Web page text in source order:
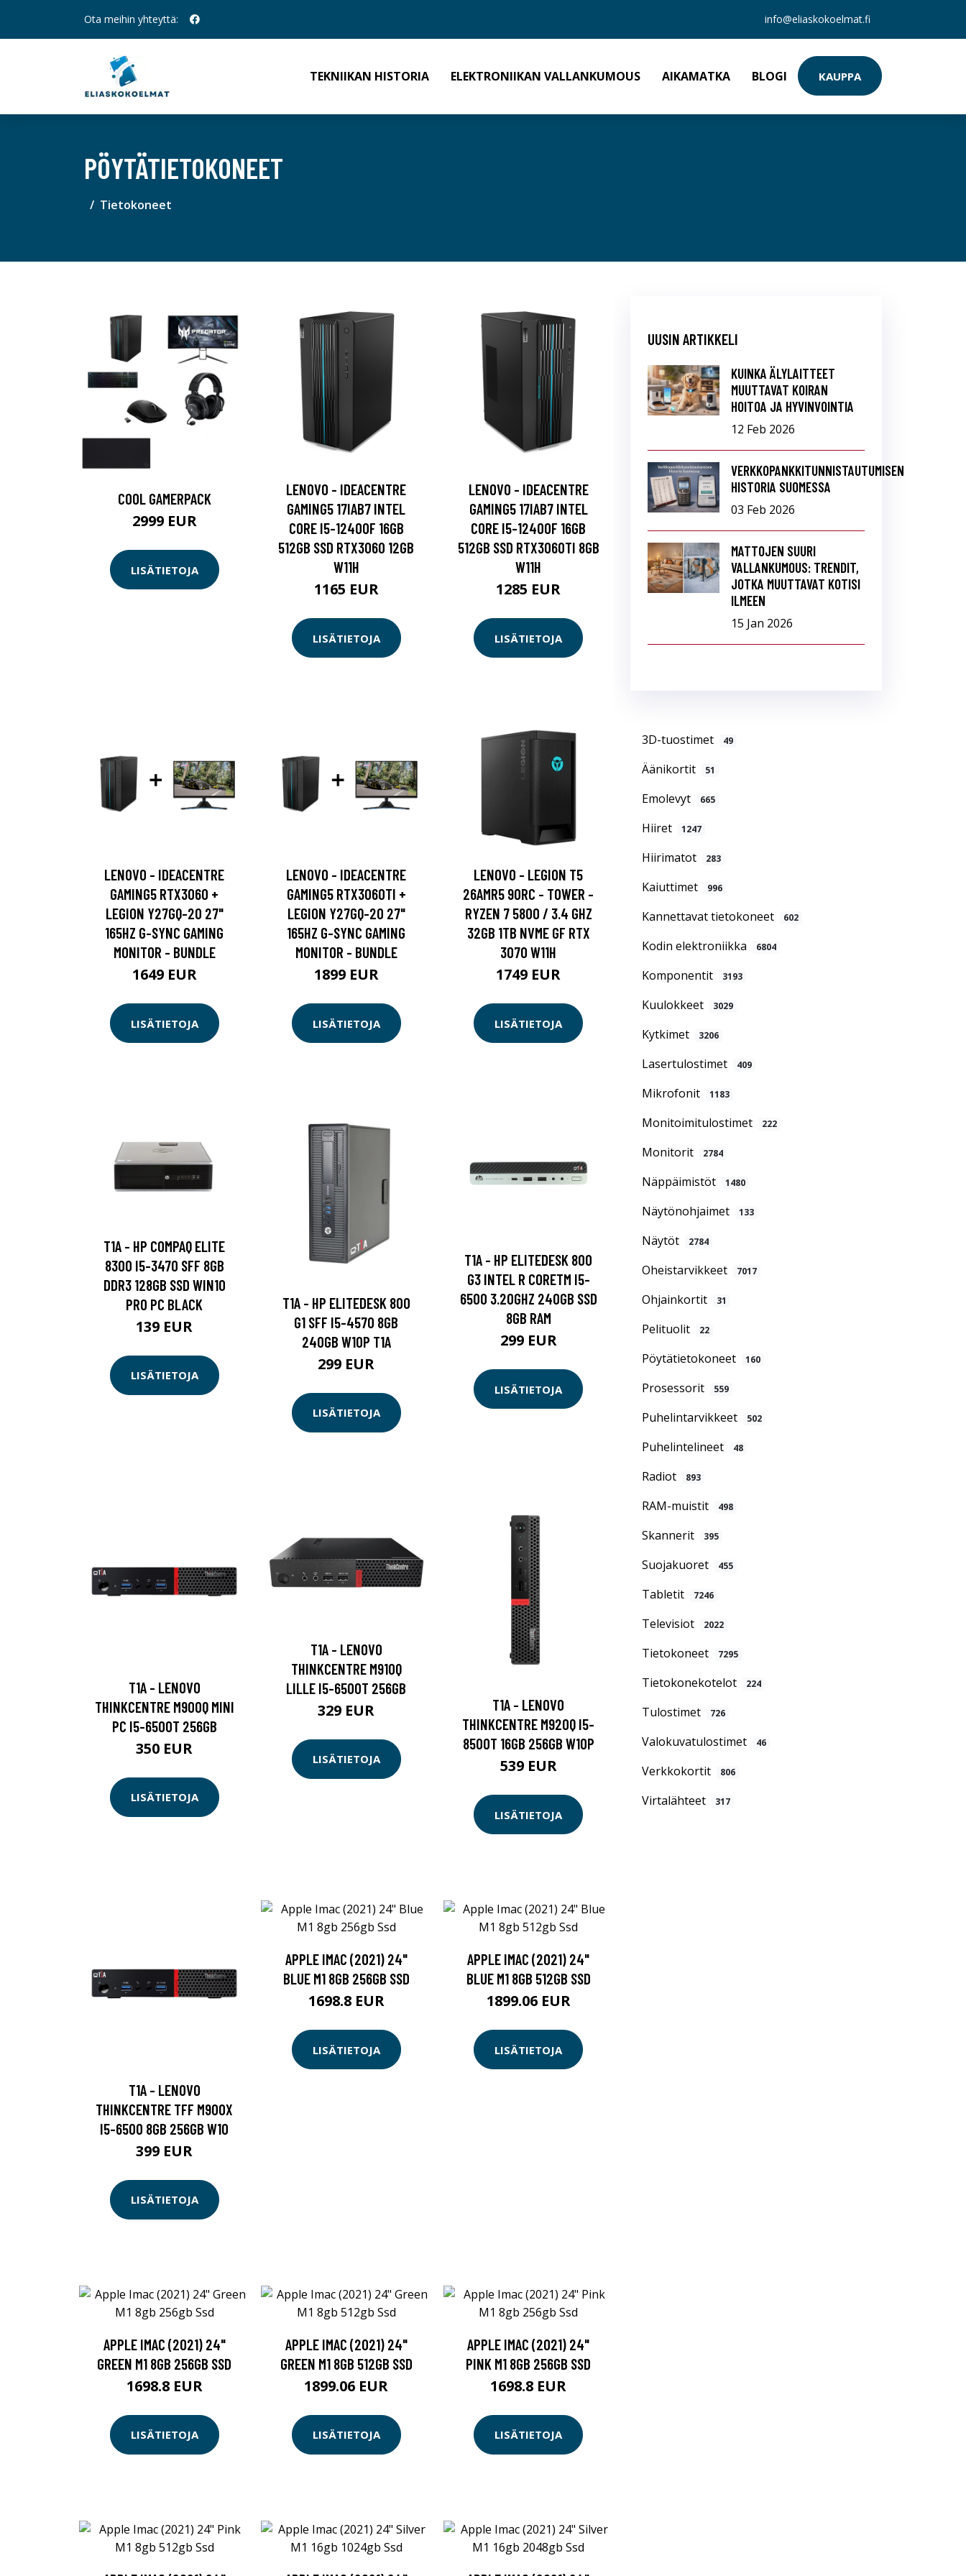
Ota meihin yhteyttä: info@eliaskokoelmat.fi
TEKNIIKAN HISTORIA ELEKTRONIIKAN VALLANKUMOUS AIKAMATKA BLOGI KAUPPA
PÖYTÄTIETOKONEET
Tietokoneet
UUSIN ARTIKKELI
KUINKA ÄLYLAITTEET
MUUTTAVAT KOIRAN
HOITOA JA HYVINVOINTIA
12 Feb 2026
VERKKOPANKKITUNNISTAUTUMISEN
HISTORIA SUOMESSA
03 Feb 2026
MATTOJEN SUURI
VALLANKUMOUS: TRENDIT,
JOTKA MUUTTAVAT KOTISI
ILMEEN
15 Jan 2026
3D-tuostimet 49
Äänikortit 51
Emolevyt 665
Hiiret 1247
Hiirimatot 283
Kaiuttimet 996
Kannettavat tietokoneet 602
Kodin elektroniikka 6804
Komponentit 3193
Kuulokkeet 3029
Kytkimet 3206
Lasertulostimet 409
Mikrofonit 1183
Monitoimitulostimet 222
Monitorit 2784
Näppäimistöt 1480
Näytönohjaimet 133
Näytöt 2784
Oheistarvikkeet 7017
Ohjainkortit 31
Pelituolit 22
Pöytätietokoneet 160
Prosessorit 559
Puhelintarvikkeet 502
Puhelintelineet 48
Radiot 893
RAM-muistit 498
Skannerit 395
Suojakuoret 455
Tabletit 7246
Televisiot 2022
Tietokoneet 7295
Tietokonekotelot 224
Tulostimet 726
Valokuvatulostimet 46
Verkkokortit 806
Virtalähteet 317
COOL GAMERPACK
2999 EUR
LISÄTIETOJA
LENOVO - IDEACENTRE
GAMING5 17IAB7 INTEL
CORE I5-12400F 16GB
512GB SSD RTX3060 12GB
W11H
1165 EUR
LISÄTIETOJA
LENOVO - IDEACENTRE
GAMING5 17IAB7 INTEL
CORE I5-12400F 16GB
512GB SSD RTX3060TI 8GB
W11H
1285 EUR
LISÄTIETOJA
LENOVO - IDEACENTRE
GAMING5 RTX3060 +
LEGION Y27GQ-20 27"
165HZ G-SYNC GAMING
MONITOR - BUNDLE
1649 EUR
LISÄTIETOJA
LENOVO - IDEACENTRE
GAMING5 RTX3060TI +
LEGION Y27GQ-20 27"
165HZ G-SYNC GAMING
MONITOR - BUNDLE
1899 EUR
LISÄTIETOJA
LENOVO - LEGION T5
26AMR5 90RC - TOWER -
RYZEN 7 5800 / 3.4 GHZ
32GB 1TB NVME GF RTX
3070 W11H
1749 EUR
LISÄTIETOJA
T1A - HP COMPAQ ELITE
8300 I5-3470 SFF 8GB
DDR3 128GB SSD WIN10
PRO PC BLACK
139 EUR
LISÄTIETOJA
T1A - HP ELITEDESK 800
G1 SFF I5-4570 8GB
240GB W10P T1A
299 EUR
LISÄTIETOJA
T1A - HP ELITEDESK 800
G3 INTEL R CORETM I5-
6500 3.20GHZ 240GB SSD
8GB RAM
299 EUR
LISÄTIETOJA
T1A - LENOVO
THINKCENTRE M900Q MINI
PC I5-6500T 256GB
350 EUR
LISÄTIETOJA
T1A - LENOVO
THINKCENTRE M910Q
LILLE I5-6500T 256GB
329 EUR
LISÄTIETOJA
T1A - LENOVO
THINKCENTRE M920Q I5-
8500T 16GB 256GB W10P
539 EUR
LISÄTIETOJA
T1A - LENOVO
THINKCENTRE TFF M900X
I5-6500 8GB 256GB W10
399 EUR
LISÄTIETOJA
APPLE IMAC (2021) 24"
BLUE M1 8GB 256GB SSD
1698.8 EUR
LISÄTIETOJA
APPLE IMAC (2021) 24"
BLUE M1 8GB 512GB SSD
1899.06 EUR
LISÄTIETOJA
APPLE IMAC (2021) 24"
GREEN M1 8GB 256GB SSD
1698.8 EUR
LISÄTIETOJA
APPLE IMAC (2021) 24"
GREEN M1 8GB 512GB SSD
1899.06 EUR
LISÄTIETOJA
APPLE IMAC (2021) 24"
PINK M1 8GB 256GB SSD
1698.8 EUR
LISÄTIETOJA